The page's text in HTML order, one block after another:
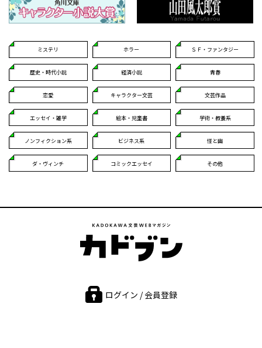
ミステリ ホラー ＳＦ・ファンタジー
歴史・時代小説 経済小説 青春
恋愛 キャラクター文芸 文芸作品
エッセイ・雑学 絵本・児童書 学術・教養系
ノンフィクション系 ビジネス系 怪と幽
ダ・ヴィンチ コミックエッセイ その他
ログイン / 会員登録